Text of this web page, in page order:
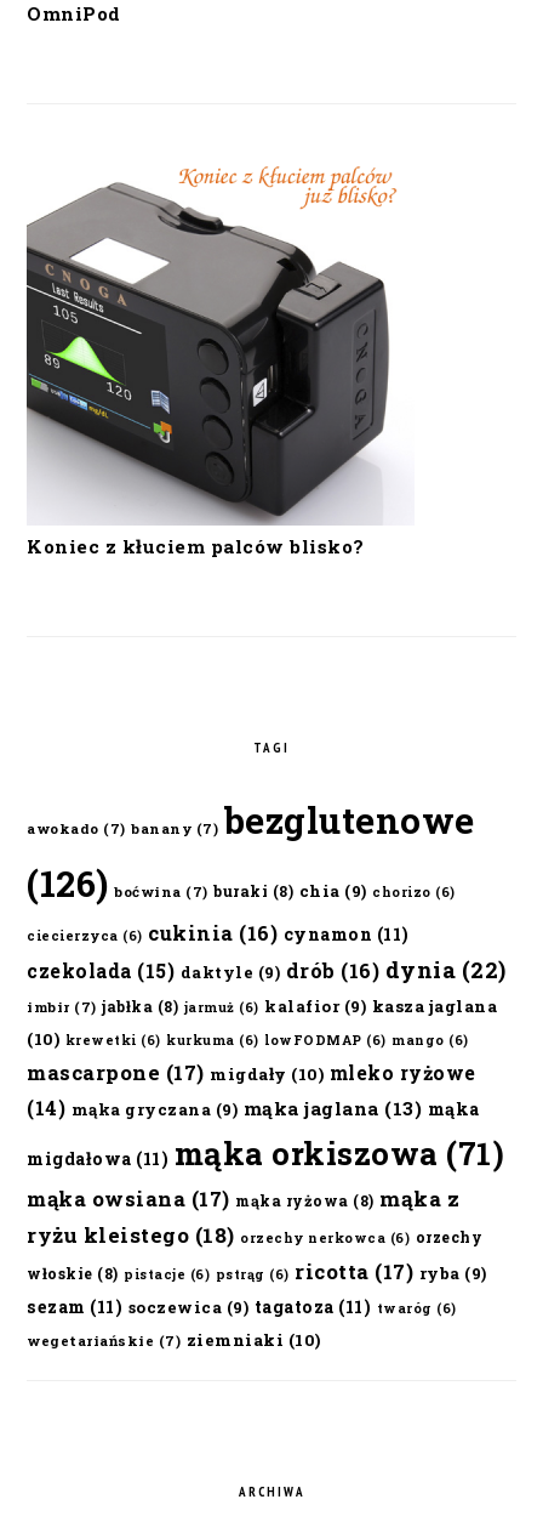
OmniPod
Koniec z kłuciem palców blisko?
TAGI
awokado (7) banany (7) bezglutenowe
(126) boćwina (7) buraki (8) chia (9) chorizo (6)
ciecierzyca (6) cukinia (16) cynamon (11)
czekolada (15) daktyle (9) drób (16) dynia (22)
imbir (7) jabłka (8) jarmuż (6) kalafior(9) kasza jaglana
(10) krewetki (6) kurkuma (6) lowFODMAP (6) mango (6)
mascarpone (17) migdały (10) mleko ryżowe
(14) mąka gryczana (9) mąka jaglana (13) mąka
migdałowa (11) mąka orkiszowa (71)
mąka owsiana (17) mąka ryżowa (8) mąka z
ryżu kleistego (18) orzechy nerkowca (6) orzechy
włoskie (8) pistacje (6) pstrąg (6) ricotta (17) ryba (9)
sezam (11) soczewica (9) tagatoza (11) twaróg (6)
wegetariańskie (7) ziemniaki (10)
ARCHIWA